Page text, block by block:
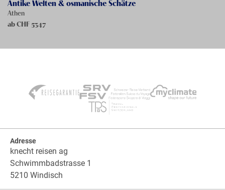
Antike Welten & osmanische Schätze
Athen
ab CHF 5347
Adresse
knecht reisen ag
Schwimmbadstrasse 1
5210 Windisch